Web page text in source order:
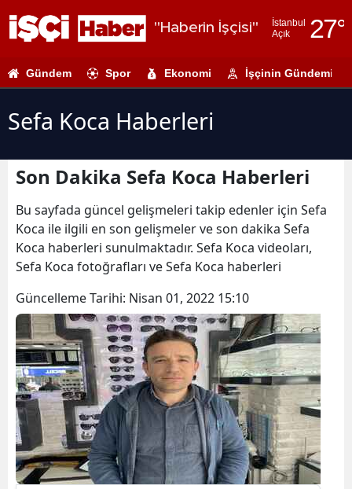
"Haberin İşçisi"
İstanbul
Açık
27°
Adıyaman
Amasya
Ankara
Antalya
Balıkesir
Bilecik
Bingöl
Bitlis
Bolu
Gündem Spor Ekonomi İşçinin Gündemi
Sefa Koca Haberleri
Son Dakika Sefa Koca Haberleri
Bu sayfada güncel gelişmeleri takip edenler için Sefa
Koca ile ilgili en son gelişmeler ve son dakika Sefa
Koca haberleri sunulmaktadır. Sefa Koca videoları,
Sefa Koca fotoğrafları ve Sefa Koca haberleri
Güncelleme Tarihi: Nisan 01, 2022 15:10